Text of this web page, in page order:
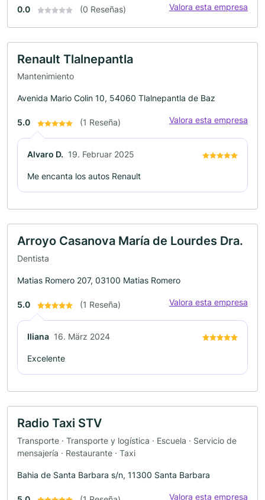
0.0 (0 Reseñas) Valora esta empresa
Renault Tlalnepantla
Mantenimiento
Avenida Mario Colin 10, 54060 Tlalnepantla de Baz
5.0 (1 Reseña) Valora esta empresa
Alvaro D. 19. Februar 2025
Me encanta los autos Renault
Arroyo Casanova María de Lourdes Dra.
Dentista
Matias Romero 207, 03100 Matias Romero
5.0 (1 Reseña) Valora esta empresa
Iliana 16. März 2024
Excelente
Radio Taxi STV
Transporte · Transporte y logística · Escuela · Servicio de
mensajería · Restaurante · Taxi
Bahia de Santa Barbara s/n, 11300 Santa Barbara
Valora esta empresa